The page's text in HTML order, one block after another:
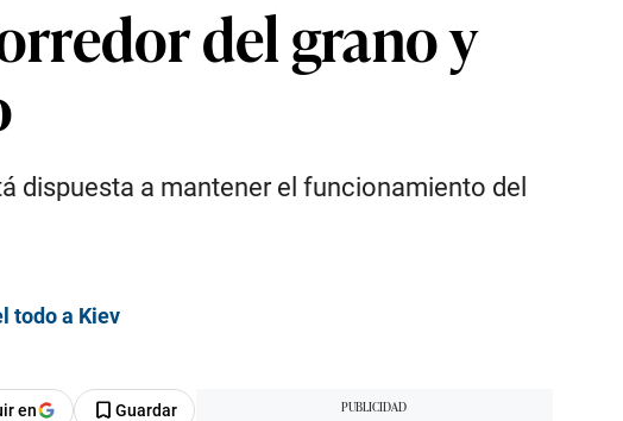
del grano y
dispuesta a mantener el funcionamiento del
todo a Kiev
en Guardar